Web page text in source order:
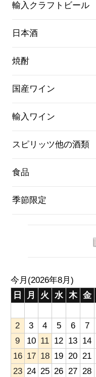
輸入クラフトビール
日本酒
焼酎
国産ワイン
輸入ワイン
スピリッツ他の酒類
食品
季節限定
今月(2026年8月)
日
月 火 水 木 金
2
3 4 5 6 7
9
10 11 12 13 14
16 17 18 19 20 21
23 24 25 26 27 28